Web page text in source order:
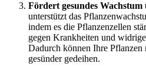
Fördert gesundes
unterstützt das
indem es die Pflanzenzellen
gegen Krankheiten und
Dadurch können Ihre Pflanzen
gesünder gedeihen.